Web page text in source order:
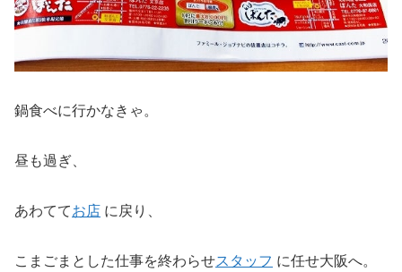
鍋食べに行かなきゃ。
昼も過ぎ、
あわててお店 に戻り、
こまごまとした仕事を終わらせスタッフ に任せ大阪へ。